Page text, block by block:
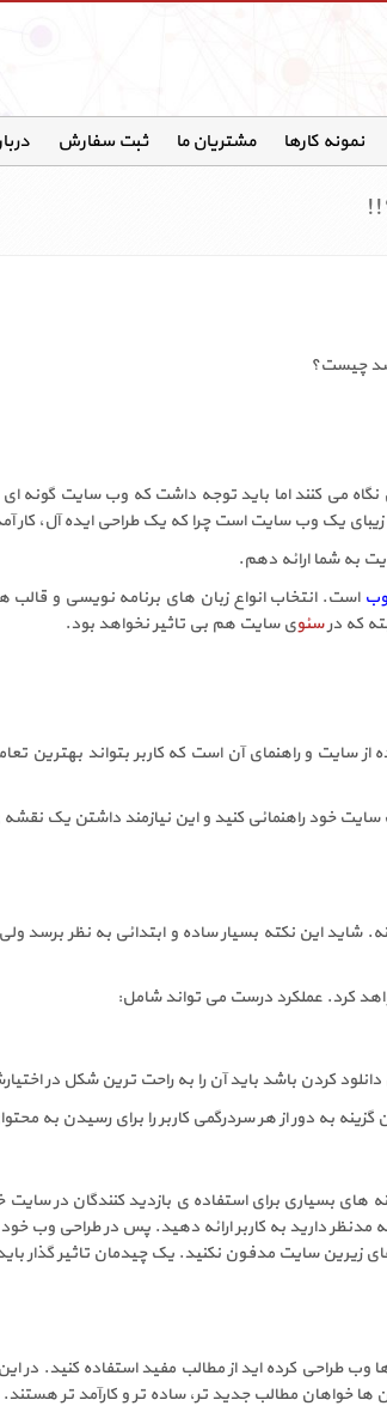
نمونه کارها مشتریان ما ثبت سفارش
چیست؟
می کنند اما باید توجه داشت که وب سایت
یک وب سایت است چرا که یک طراحی ایده آل، کار
به شما ارائه دهم.
است. انتخاب انواع زبان های برنامه نویسی و قالب
که درسئوی سایت هم بی تاثیر نخواهد بود.
سایت و راهنمای آن است که کاربر بتواند بهترین
خود راهنمائی کنید و این نیازمند داشتن یک
این نکته بسیار ساده و ابتدائی به نظر برسد
کرد. عملکرد درست می تواند شامل:
کردن باشد باید آن را به راحت ترین شکل در
به دور از هر سردرگمی کاربر را برای رسیدن به
بسیاری برای استفاده ی بازدید کنندگان در سایت
دارید به کاربر ارائه دهید. پس در طراحی وب خود
زیرین سایت مدفون نکنید. یک چیدمان تاثیر گذار
کرده اید از مطالب مفید استفاده کنید. در
ها خواهان مطالب جدید تر، ساده تر و کارآمد تر هستند.